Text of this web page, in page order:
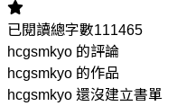
已閱讀總字數111465
hcgsmkyo 的評論
hcgsmkyo 的作品
hcgsmkyo 還沒建立書單